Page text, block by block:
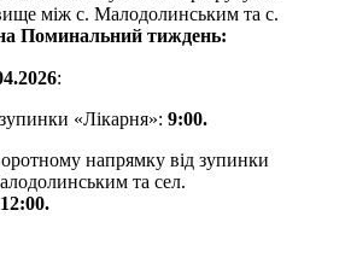
між с. Малодолинським та с.
Поминальний тиждень:
:
«Лікарня»: 9:00.
напрямку від зупинки
та сел.
12:00.